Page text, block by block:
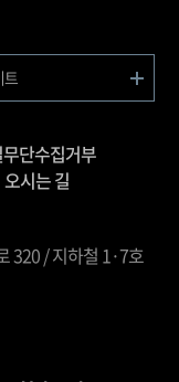
트
단수집거부
오시는 길
320 / 지하철 1·7호